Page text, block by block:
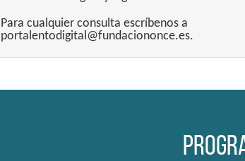
Para cualquier consulta escríbenos a
portalentodigital@fundaciononce.es.